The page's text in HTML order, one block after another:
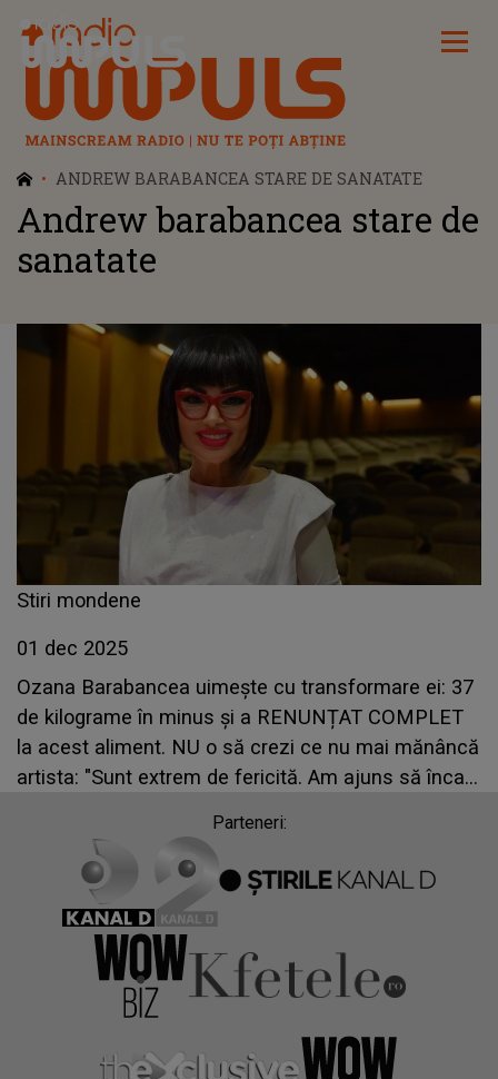
Radio Impuls
ANDREW BARABANCEA STARE DE SANATATE
Andrew barabancea stare de
sanatate
Stiri mondene
01 dec 2025
Ozana Barabancea uimește cu transformare ei: 37
de kilograme în minus și a RENUNȚAT COMPLET
la acest aliment. NU o să crezi ce nu mai mănâncă
artista: "Sunt extrem de fericită. Am ajuns să încap
Parteneri: